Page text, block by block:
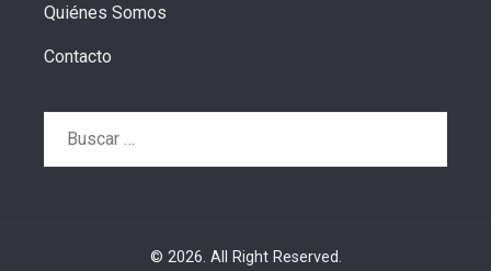
Quiénes Somos
Contacto
© 2026. All Right Reserved.